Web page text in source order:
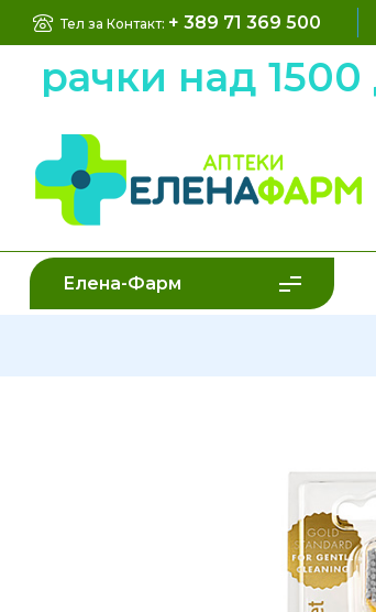
Тел за Контакт: + 389 71 369 500
над
Елена-Фарм